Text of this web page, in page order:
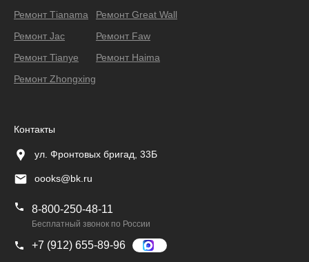
Ремонт Тianama
Ремонт Jac
Ремонт Tianye
Ремонт Zhongxing
Ремонт Great Wall
Ремонт Faw
Ремонт Haima
Контакты
ул. Фронтовых бригад, 33Б
oooks@bk.ru
8-800-250-48-11
Бесплатный звонок по России
+7 (912) 655-89-96